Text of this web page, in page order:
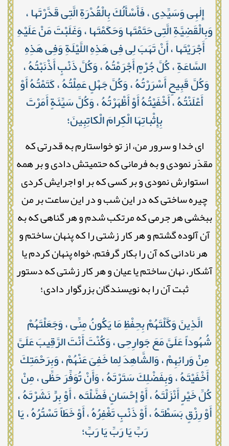
إِلٰهِى وَسَيِّدِى ، فَأَسْأَلُكَ بِالْقُدْرَةِ الَّتِى قَدَّرْتَها ،
وَبِالْقَضِيَّةِ الَّتِى حَتَمْتَها وَحَكَمْتَها ، وَغَلَبْتَ مَنْ عَلَيْهِ
أَجْرَيْتَها ، أَنْ تَهَبَ لِى فِى هَذِهِ اللَّيْلَةِ وَفِى هَذِهِ
السَّاعَةِ ، كُلَّ جُرْمٍ أَجْرَمْتُهُ ، وَكُلَّ ذَنْبٍ أَذْنَبْتُهُ ،
وَكُلَّ قَبِيحٍ أَسْرَرْتُهُ ، وَكُلَّ جَهْلٍ عَمِلْتُهُ ، كَتَمْتُهُ أَوْ
أَعْلَنْتُهُ ، أَخْفَيْتُهُ أَوْ أَظْهَرْتُهُ ، وَكُلَّ سَيِّئَةٍ أَمَرْتَ
بِإِثْباتِهَا الْكِرامَ الْكاتِبِينَ؛
ای خدا و سرور من، از تو خواستارم به قدرتی که
مقدّر نمودی و به فرمانی که حتمیتش دادی و بر همه
استوارش نمودی و بر کسی که بر او اجرایش کردی
چیره ساختی که در این شب و در این ساعت بر من
ببخشی هر جرمی که مرتکب شدم و هر گناهی که به
آن آلوده گشتم و هر کار زشتی را که پنهان ساختم و
هر نادانی که آن را بکار گرفتم، خواه پنهان کردم یا
آشکار، نهان ساختم یا عیان و هر کار زشتی که دستور
ثبت آن را به نویسندگان بزرگوار دادی؛
الَّذِينَ وَكَّلْتَهُمْ بِحِفْظِ مَا يَكُونُ مِنِّى ، وَجَعَلْتَهُمْ
شُهُوداً عَلَىَّ مَعَ جَوارِحِى ، وَكُنْتَ أَنْتَ الرَّقِيبَ عَلَىَّ
مِنْ وَرائِهِمْ ، وَالشَّاهِدَ لِما خَفِىَ عَنْهُمْ ، وَبِرَحْمَتِكَ
أَخْفَيْتَهُ ، وَبِفَضْلِكَ سَتَرْتَهُ ، وَأَنْ تُوَفِّرَ حَظِّى ، مِنْ
كُلِّ خَيْرٍ أَنْزَلْتَهُ ، أَوْ إِحْسَانٍ فَضَّلْتَه ، أَوْ بِرٍّ نَشَرْتَهُ ،
أَوْ رِزْقٍ بَسَطْتَهُ ، أَوْ ذَنْبٍ تَغْفِرُهُ ، أَوْ خَطَاً تَسْتُرُهُ ، يَا
رَبِّ يَا رَبِّ يَا رَبِّ؛